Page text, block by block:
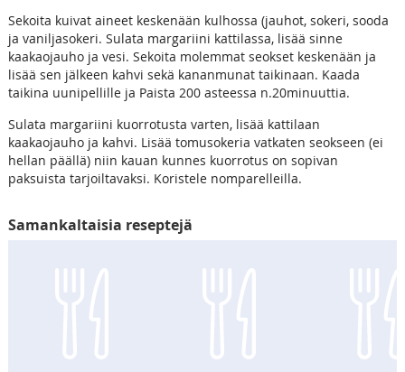
Sekoita kuivat aineet keskenään kulhossa (jauhot, sokeri, sooda
ja vaniljasokeri. Sulata margariini kattilassa, lisää sinne
kaakaojauho ja vesi. Sekoita molemmat seokset keskenään ja
lisää sen jälkeen kahvi sekä kananmunat taikinaan. Kaada
taikina uunipellille ja Paista 200 asteessa n.20minuuttia.
Sulata margariini kuorrotusta varten, lisää kattilaan
kaakaojauho ja kahvi. Lisää tomusokeria vatkaten seokseen (ei
hellan päällä) niin kauan kunnes kuorrotus on sopivan
paksuista tarjoiltavaksi. Koristele nomparelleilla.
Samankaltaisia reseptejä